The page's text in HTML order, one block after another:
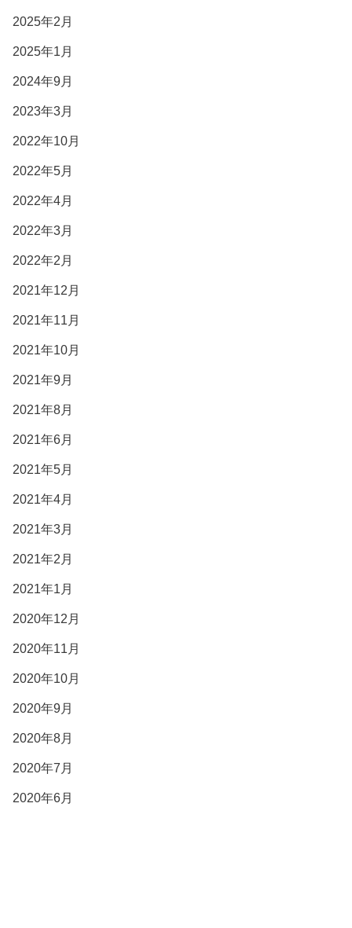
2025年2月
2025年1月
2024年9月
2023年3月
2022年10月
2022年5月
2022年4月
2022年3月
2022年2月
2021年12月
2021年11月
2021年10月
2021年9月
2021年8月
2021年6月
2021年5月
2021年4月
2021年3月
2021年2月
2021年1月
2020年12月
2020年11月
2020年10月
2020年9月
2020年8月
2020年7月
2020年6月